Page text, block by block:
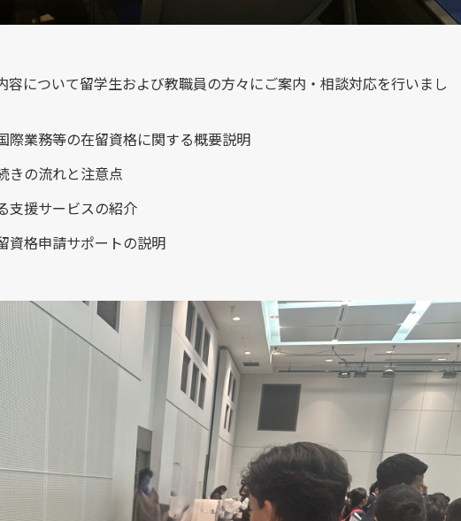
容について留学生および教職員の方々にご案内・相談対応を行いまし
際業務等の在留資格に関する概要説明
きの流れと注意点
支援サービスの紹介
資格申請サポートの説明